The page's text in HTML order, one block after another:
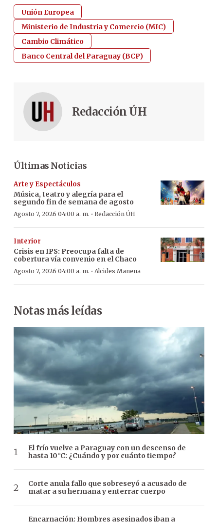
Unión Europea
Ministerio de Industria y Comercio (MIC)
Cambio Climático
Banco Central del Paraguay (BCP)
Redacción ÚH
Últimas Noticias
Arte y Espectáculos
Música, teatro y alegría para el
segundo fin de semana de agosto
Agosto 7, 2026 04:00 a. m. · Redacción ÚH
Interior
Crisis en IPS: Preocupa falta de
cobertura vía convenio en el Chaco
Agosto 7, 2026 04:00 a. m. · Alcides Manena
Notas más leídas
El frío vuelve a Paraguay con un descenso de
hasta 10°C: ¿Cuándo y por cuánto tiempo?
Corte anula fallo que sobreseyó a acusado de
matar a su hermana y enterrar cuerpo
Encarnación: Hombres asesinados iban a